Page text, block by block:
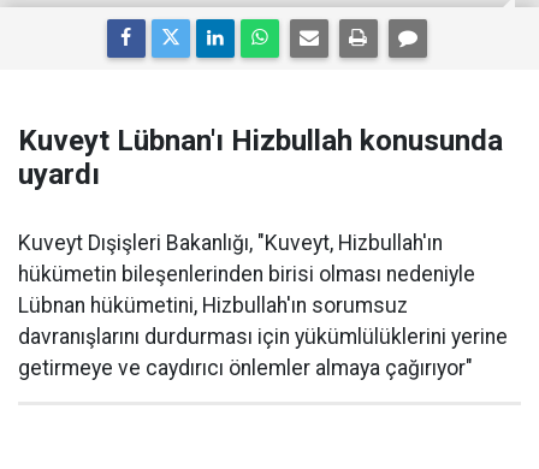
Kuveyt Lübnan'ı Hizbullah konusunda
uyardı
Kuveyt Dışişleri Bakanlığı, "Kuveyt, Hizbullah'ın
hükümetin bileşenlerinden birisi olması nedeniyle
Lübnan hükümetini, Hizbullah'ın sorumsuz
davranışlarını durdurması için yükümlülüklerini yerine
getirmeye ve caydırıcı önlemler almaya çağırıyor"